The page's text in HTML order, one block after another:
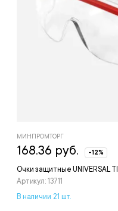
Очки защитные UNIVERSAL
Артикул: 13711
МИНПРОМТОРГ
168.36 руб. -12%
В наличии 21 шт.